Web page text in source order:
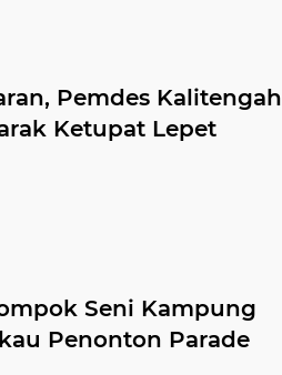
Pemdes Kalitengah
Ketupat Lepet
Seni Kampung
Penonton Parade